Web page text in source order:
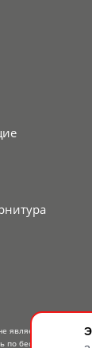
является
по бесплатному